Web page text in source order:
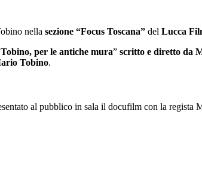
nella sezione “Focus Toscana” del Lucca
per le antiche mura” scritto e diretto da
Tobino.
al pubblico in sala il docufilm con la